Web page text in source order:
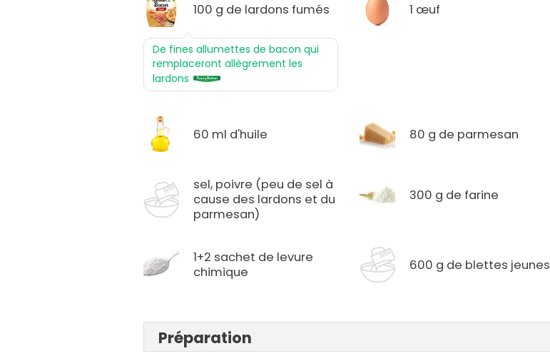
100 g de lardons fumés
De fines allumettes de bacon qui
remplaceront allègrement les
lardons
1 œuf
60 ml d'huile 80 g de parmesan
sel, poivre (peu de sel à
cause des lardons et du
parmesan)
300 g de farine
1+2 sachet de levure
chimique
600 g de blettes jeunes
Préparation